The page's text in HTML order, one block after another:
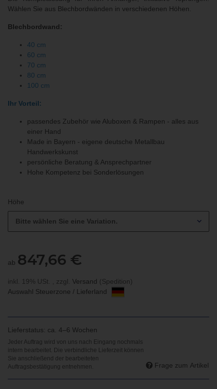
Wählen Sie aus Blechbordwänden in verschiedenen Höhen.
Blechbordwand:
40 cm
60 cm
70 cm
80 cm
100 cm
Ihr Vorteil:
passendes Zubehör wie Aluboxen & Rampen - alles aus
einer Hand
Made in Bayern - eigene deutsche Metallbau
Handwerkskunst
persönliche Beratung & Ansprechpartner
Hohe Kompetenz bei Sonderlösungen
Höhe
Bitte wählen Sie eine Variation.
ab 847,66 €
inkl. 19% USt. , zzgl. Versand (Spedition)
Auswahl Steuerzone / Lieferland
Lieferstatus: ca. 4–6 Wochen
Frage zum Artikel